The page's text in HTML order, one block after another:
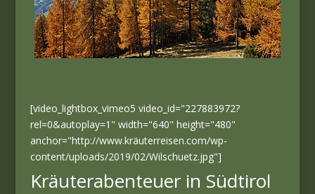
[video_lightbox_vimeo5 video_id="227883972?
rel=0&autoplay=1" width="640" height="480"
anchor="http://www.kräuterreisen.com/wp-
content/uploads/2019/02/Wilschuetz.jpg"]
Kräuterabenteuer in Südtirol